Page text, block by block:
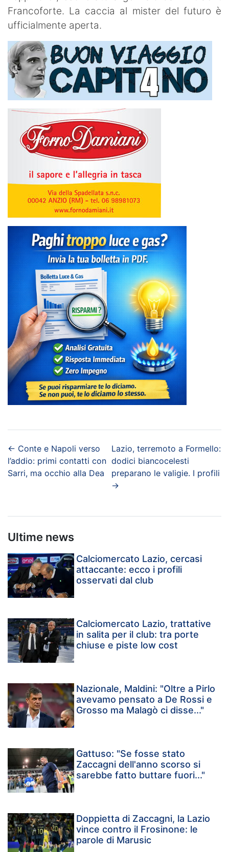
Francoforte. La caccia al mister del futuro è
ufficialmente aperta.
← Conte e Napoli verso
l’addio: primi contatti con
Sarri, ma occhio alla Dea
Lazio, terremoto a Formello:
dodici biancocelesti
preparano le valigie. I profili
→
Ultime news
Calciomercato Lazio, cercasi
attaccante: ecco i profili
osservati dal club
Calciomercato Lazio, trattative
in salita per il club: tra porte
chiuse e piste low cost
Nazionale, Maldini: "Oltre a Pirlo
avevamo pensato a De Rossi e
Grosso ma Malagò ci disse..."
Gattuso: "Se fosse stato
Zaccagni dell'anno scorso si
sarebbe fatto buttare fuori..."
Doppietta di Zaccagni, la Lazio
vince contro il Frosinone: le
parole di Marusic